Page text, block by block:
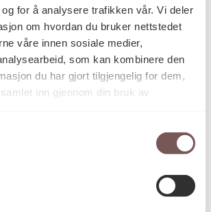
for å analysere trafikken vår. Vi deler
om hvordan du bruker nettstedet
våre innen sosiale medier,
som kan kombinere den
du har gjort tilgjengelig for dem,
inn gjennom din bruk av